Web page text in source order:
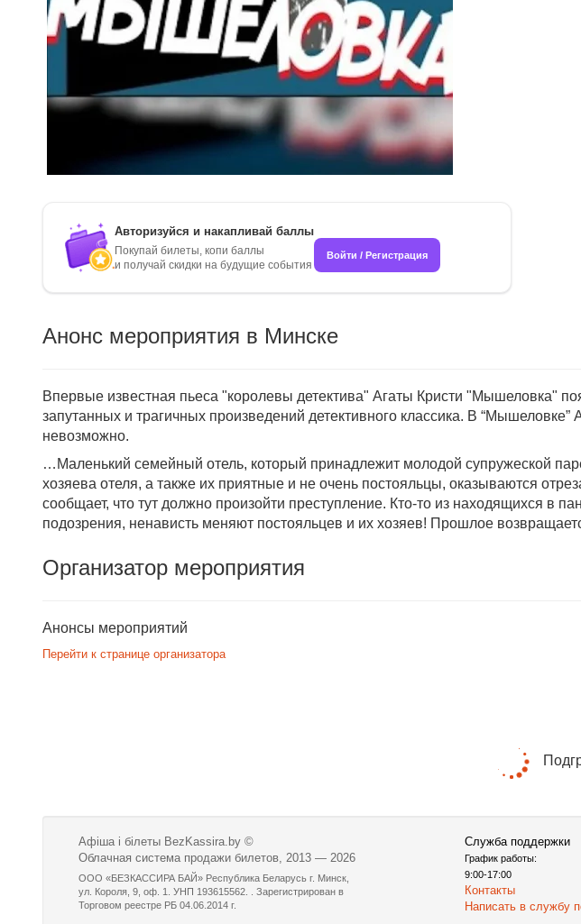
Авторизуйся и накапливай баллы
Покупай билеты, копи баллы
и получай скидки на будущие события
Войти / Регистрация
Анонс мероприятия в Минске
Впервые известная пьеса "королевы детектива" Агаты Кристи "Мышеловка"
запутанных и трагичных произведений детективного классика. В
невозможно.
…Маленький семейный отель, который принадлежит молодой супружеской
хозяева отеля, а также их приятные и не очень постояльцы, оказываются
сообщает, что тут должно произойти преступление. Кто-то из находящихся в
подозрения, ненависть меняют постояльцев и их хозяев! Прошлое
Организатор мероприятия
Анонсы мероприятий
Перейти к странице организатора
Афіша і білеты BezKassira.by ©
Облачная система продажи билетов, 2013 — 2026
ООО «БЕЗКАССИРА БАЙ» Республика Беларусь г. Минск,
ул. Короля, 9, оф. 1. УНП 193615562. . Зарегистрирован в
Торговом реестре РБ 04.06.2014 г.
Служба поддержки
График работы:
9:00-17:00
Контакты
Написать в службу